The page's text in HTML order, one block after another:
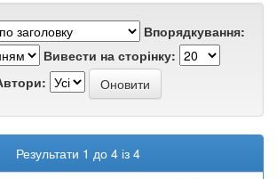
Впорядкування:
Вивести на сторінку:
Результати 1 до 4 із 4